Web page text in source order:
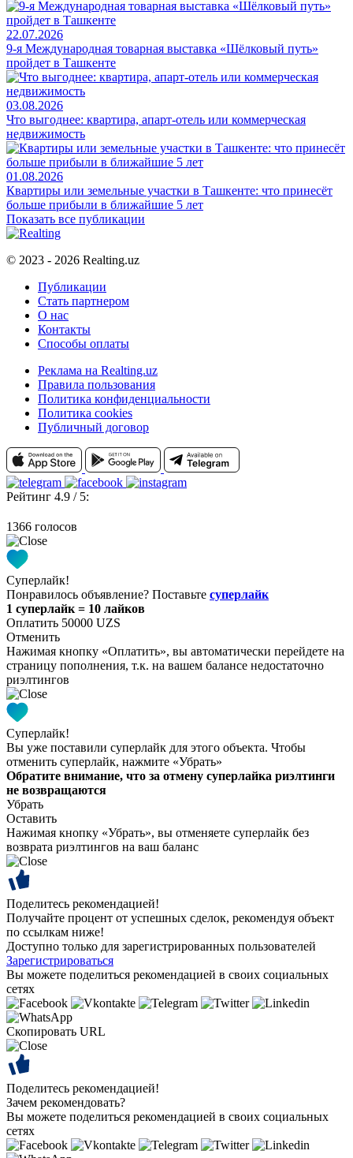
22.07.2026
9-я Международная товарная выставка «Шёлковый путь»
пройдет в Ташкенте
03.08.2026
Что выгоднее: квартира, апарт-отель или коммерческая
недвижимость
01.08.2026
Квартиры или земельные участки в Ташкенте: что принесёт
больше прибыли в ближайшие 5 лет
Показать все публикации
© 2023 - 2026 Realting.uz
Публикации
Стать партнером
О нас
Контакты
Способы оплаты
Реклама на Realting.uz
Правила пользования
Политика конфиденциальности
Политика cookies
Публичный договор
Рейтинг 4.9 / 5:
1366 голосов
Суперлайк!
Понравилось объявление? Поставьте суперлайк
1 суперлайк = 10 лайков
Оплатить 50000 UZS
Отменить
Нажимая кнопку «Оплатить», вы автоматически перейдете на
страницу пополнения, т.к. на вашем балансе недостаточно
риэлтингов
Суперлайк!
Вы уже поставили суперлайк для этого объекта. Чтобы
отменить суперлайк, нажмите «Убрать»
Обратите внимание, что за отмену суперлайка риэлтинги
не возвращаются
Убрать
Оставить
Нажимая кнопку «Убрать», вы отменяете суперлайк без
возврата риэлтингов на ваш баланс
Поделитесь рекомендацией!
Получайте процент от успешных сделок, рекомендуя объект
по ссылкам ниже!
Доступно только для зарегистрированных пользователей
Зарегистрироваться
Вы можете поделиться рекомендацией в своих социальных
сетях
Скопировать URL
Поделитесь рекомендацией!
Зачем рекомендовать?
Вы можете поделиться рекомендацией в своих социальных
сетях